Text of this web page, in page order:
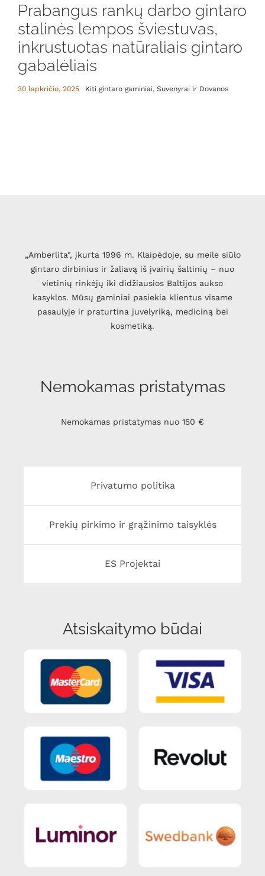
Prabangus rankų darbo gintaro
stalinės lempos šviestuvas,
inkrustuotas natūraliais gintaro
gabalėliais
30 lapkričio, 2025 Kiti gintaro gaminiai, Suvenyrai ir Dovanos
„Amberlita", įkurta 1996 m. Klaipėdoje, su meile siūlo
gintaro dirbinius ir žaliavą iš įvairių šaltinių – nuo
vietinių rinkėjų iki didžiausios Baltijos aukso
kasyklos. Mūsų gaminiai pasiekia klientus visame
pasaulyje ir praturtina juvelyriką, mediciną bei
kosmetiką.
Nemokamas pristatymas
Nemokamas pristatymas nuo 150 €
Privatumo politika
Prekių pirkimo ir grąžinimo taisyklės
ES Projektai
Atsiskaitymo būdai